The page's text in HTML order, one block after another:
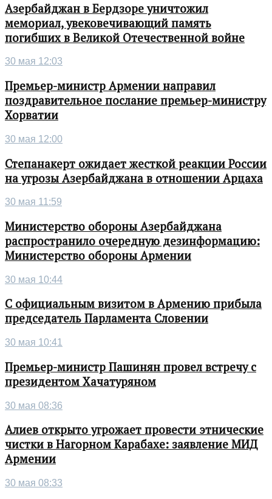
Азербайджан в Бердзоре уничтожил
мемориал, увековечивающий память
погибших в Великой Отечественной войне
30 мая 12:03
Премьер-министр Армении направил
поздравительное послание премьер-министру
Хорватии
30 мая 12:00
Степанакерт ожидает жесткой реакции России
на угрозы Азербайджана в отношении Арцаха
30 мая 11:59
Министерство обороны Азербайджана
распространило очередную дезинформацию:
Министерство обороны Армении
30 мая 10:44
С официальным визитом в Армению прибыла
председатель Парламента Словении
30 мая 10:41
Премьер-министр Пашинян провел встречу с
президентом Хачатуряном
30 мая 08:36
Алиев открыто угрожает провести этнические
чистки в Нагорном Карабахе: заявление МИД
Армении
30 мая 08:33